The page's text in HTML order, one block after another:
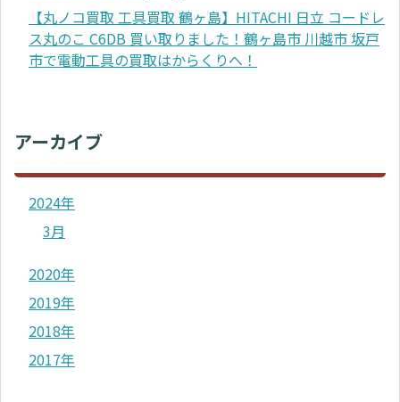
【丸ノコ買取 工具買取 鶴ヶ島】HITACHI 日立 コードレ
ス丸のこ C6DB 買い取りました！鶴ヶ島市 川越市 坂戸
市で電動工具の買取はからくりへ！
アーカイブ
2024年
3月
2020年
2019年
2018年
2017年